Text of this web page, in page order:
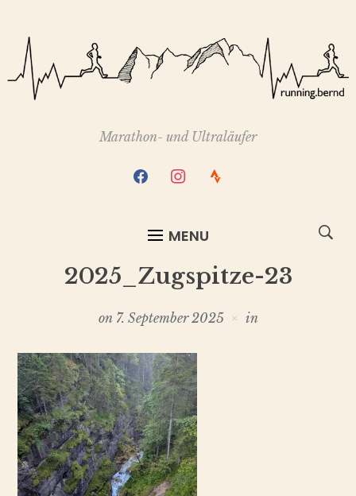
Marathon- und Ultraläufer
facebookinstagram
strava
MENU
2025_Zugspitze-23
on 7. September 2025 in